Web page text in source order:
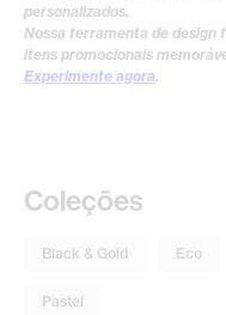
personalizados.
Nossa ferramenta de design
itens promocionais
Experimente agora.
Coleções
Black & Gold Eco
Pastel